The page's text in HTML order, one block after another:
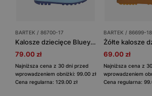
BARTEK / 86700-17
Kalosze dziecięce Bluey w kolorze niebieskim BARTEK 86700-17
79.00 zł
Najniższa cena z 30 dni przed
wprowadzeniem obniżki: 99.00 zł
Cena regularna: 129.00 zł
BARTEK / 86699-18
69.00 zł
Najniższa cena z
wprowadzeniem
Cena regularna: